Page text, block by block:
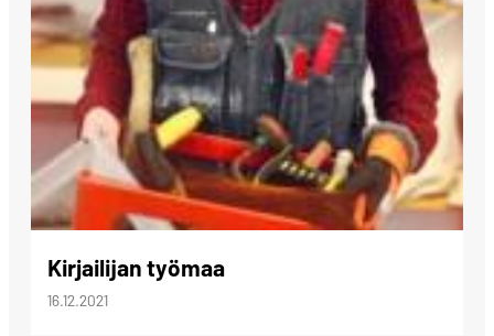
Kirjailijan työmaa
16.12.2021